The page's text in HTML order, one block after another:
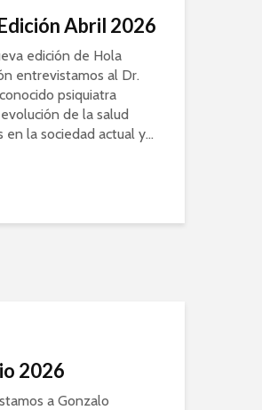
Abril 2026
edición de Hola
entrevistamos al Dr.
psiquiatra
de la salud
la sociedad actual y...
2026
a Gonzalo